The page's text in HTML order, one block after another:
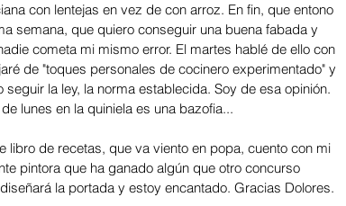
con lentejas en vez de con arroz. En fin, que entono
semana, que quiero conseguir una buena fabada y
cometa mi mismo error. El martes hablé de ello con
de "toques personales de cocinero experimentado" y
la ley, la norma establecida. Soy de esa opinión.
lunes en la quiniela es una bazofia...
libro de recetas, que va viento en popa, cuento con mi
pintora que ha ganado algún que otro concurso
la portada y estoy encantado. Gracias Dolores.